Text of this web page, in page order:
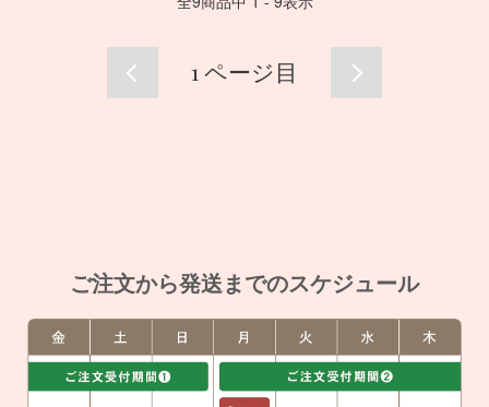
1 ページ目
ご注文から発送までのスケジュール